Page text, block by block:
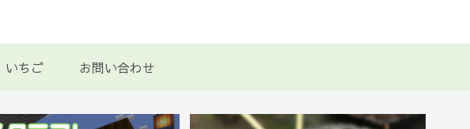
いちご お問い合わせ